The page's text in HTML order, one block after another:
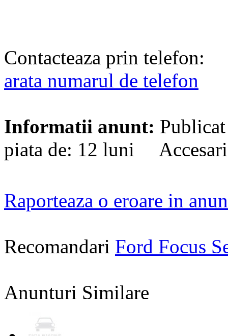
Contacteaza prin telefon:
arata numarul de telefon
Informatii anunt:
piata de: 12 luni
Raporteaza o eroare in
Recomandari Ford Focus
Anunturi Similare